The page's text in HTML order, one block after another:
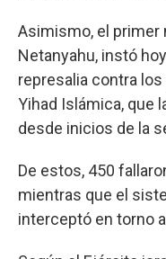
Asimismo, el primer
Netanyahu, instó
represalia contra
Yihad Islámica, que
desde inicios de la
De estos, 450
mientras que el
interceptó en torno